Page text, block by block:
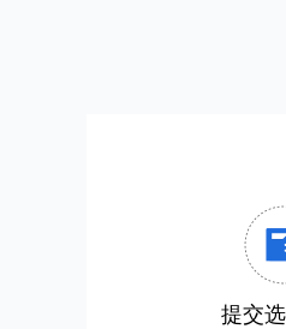
提交